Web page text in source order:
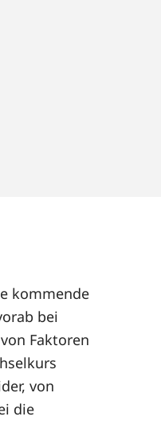
kommende
bei
Faktoren
von
die